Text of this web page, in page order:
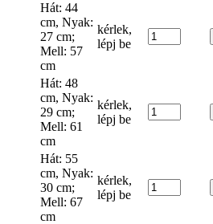
Hát: 44
cm, Nyak:
27 cm;
Mell: 57
cm
kérlek,
lépj be
Hát: 48
cm, Nyak:
29 cm;
Mell: 61
cm
kérlek,
lépj be
Hát: 55
cm, Nyak:
30 cm;
Mell: 67
cm
kérlek,
lépj be